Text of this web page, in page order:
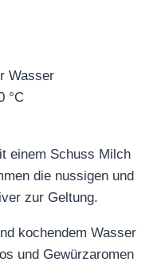
Wasser
°C
einem Schuss Milch
die nussigen und
zur Geltung.
kochendem Wasser
und Gewürzaromen